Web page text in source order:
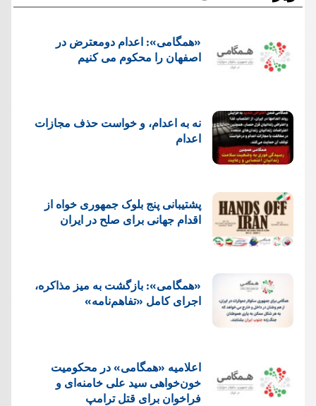
«همگامی»: اعدام دومعترض در
اصفهان را محکوم می کنیم
نه به اعدام، و خواست حذف مجازات
اعدام
پشتيبانی پنج بلوک جمهوری خواه از
اقدام جهانی برای صلح در ایران
«همگامی»: بازگشت به میز مذاکره،
اجرای کامل «تفاهم‌نامه»
اعلامیه «همگامی» در محکومیت
خون‌خواهی سید علی خامنه‌ای و
فراخوان برای قتل ترامپ